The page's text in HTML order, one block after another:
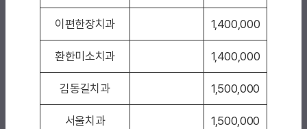
이편한장치과 1,400,000
환한미소치과 1,400,000
김동길치과 1,500,000
서울치과 1,500,000